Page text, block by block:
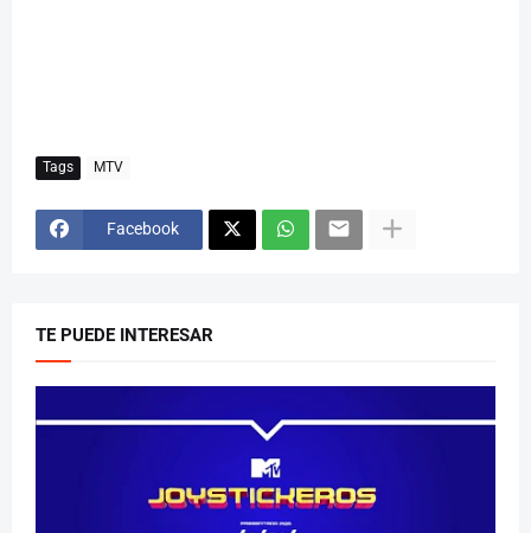
Tags MTV
Facebook
TE PUEDE INTERESAR